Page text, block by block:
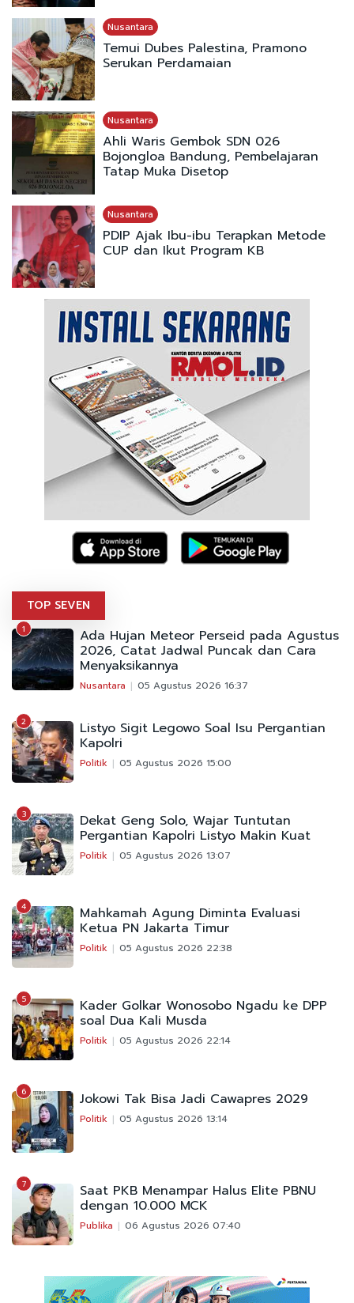
Nusantara
Temui Dubes Palestina, Pramono
Serukan Perdamaian
Nusantara
Ahli Waris Gembok SDN 026
Bojongloa Bandung, Pembelajaran
Tatap Muka Disetop
Nusantara
PDIP Ajak Ibu-ibu Terapkan Metode
CUP dan Ikut Program KB
TOP SEVEN
1 Ada Hujan Meteor Perseid pada Agustus
2026, Catat Jadwal Puncak dan Cara
Menyaksikannya
Nusantara 05 Agustus 2026 16:37
2 Listyo Sigit Legowo Soal Isu Pergantian
Kapolri
Politik 05 Agustus 2026 15:00
3 Dekat Geng Solo, Wajar Tuntutan
Pergantian Kapolri Listyo Makin Kuat
Politik 05 Agustus 2026 13:07
4 Mahkamah Agung Diminta Evaluasi
Ketua PN Jakarta Timur
Politik 05 Agustus 2026 22:38
5 Kader Golkar Wonosobo Ngadu ke DPP
soal Dua Kali Musda
Politik 05 Agustus 2026 22:14
6 Jokowi Tak Bisa Jadi Cawapres 2029
Politik 05 Agustus 2026 13:14
7 Saat PKB Menampar Halus Elite PBNU
dengan 10.000 MCK
Publika 06 Agustus 2026 07:40